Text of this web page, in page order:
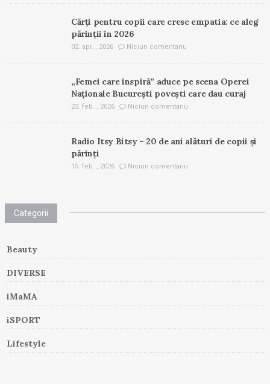
Cărți pentru copii care cresc empatia: ce aleg
părinții în 2026
02. apr. , 2026 Niciun comentariu
„Femei care inspiră” aduce pe scena Operei
Naționale București povești care dau curaj
23. feb. , 2026 Niciun comentariu
Radio Itsy Bitsy – 20 de ani alături de copii și
părinți
15. feb. , 2026 Niciun comentariu
Categorii
Beauty
DIVERSE
iMaMA
iSPORT
Lifestyle